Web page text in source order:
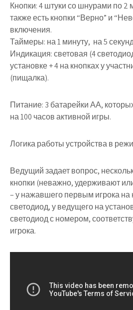
Кнопки: 4 штуки со шнурами по 2
также есть кнопки “Верно” и
включения.
Таймеры: на 1 минуту, на 5
Индикация:световая (4
установке + 4 на кнопках у
(пищалка).
Питание: 3 батарейки АА,
на 100 часов активной игры.
Логика работы устройствав
Ведущий задает вопрос,
кнопки (неважно, удерживают
– у нажавшего первым игрока на
светодиод, у ведущего на
светодиод с номером,
игрока.